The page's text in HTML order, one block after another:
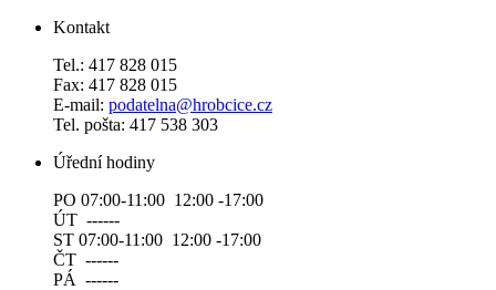
Kontakt
Tel.: 417 828 015
Fax: 417 828 015
E-mail: podatelna@hrobcice.cz
Tel. pošta: 417 538 303
Úřední hodiny
PO 07:00-11:00 12:00 -17:00
ÚT ------
ST 07:00-11:00 12:00 -17:00
ČT ------
PÁ ------